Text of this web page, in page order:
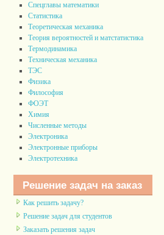
Спецглавы математики
Статистика
Теоретическая механика
Теория вероятностей и матстатистика
Термодинамика
Техническая механика
ТЭС
Физика
Философия
ФОЭТ
Химия
Численные методы
Электроника
Электронные приборы
Электротехника
Решение задач на заказ
Как решить задачу?
Решение задач для студентов
Заказать решения задач